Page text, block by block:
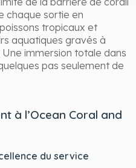
chaque sortie en
tropicaux et
aquatiques gravés à
immersion totale dans
pas seulement de
à l’Ocean Coral and
du service